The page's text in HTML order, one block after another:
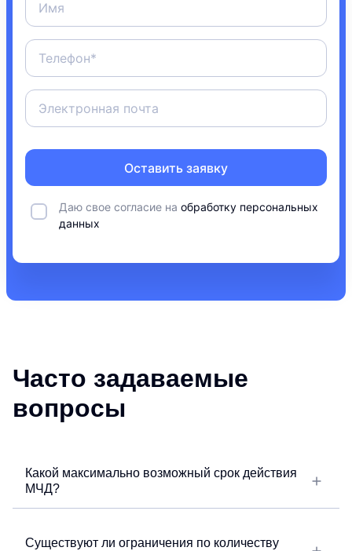
Оставить заявку
Даю свое согласие на обработку персональных
данных
Часто задаваемые
вопросы
Какой максимально возможный срок действия
МЧД?
Существуют ли ограничения по количеству